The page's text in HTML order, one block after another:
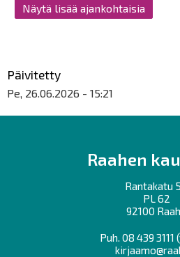
Näytä lisää ajankohtaisia
Päivitetty
Pe, 26.06.2026 - 15:21
Raahen
Rantakatu
PL 62
92100
Puh. 08 439 3111